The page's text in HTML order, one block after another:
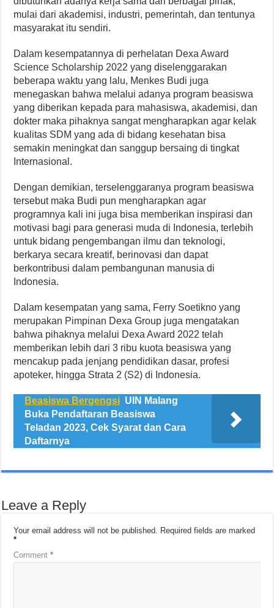
mulai dari akademisi, industri, pemerintah, dan tentunya
masyarakat itu sendiri.
Dalam kesempatannya di perhelatan Dexa Award
Science Scholarship 2022 yang diselenggarakan
beberapa waktu yang lalu, Menkes Budi juga
menegaskan bahwa melalui adanya program beasiswa
yang diberikan kepada para mahasiswa, akademisi, dan
dokter maka pihaknya sangat mengharapkan agar kelak
kualitas SDM yang ada di bidang kesehatan bisa
semakin meningkat dan sanggup bersaing di tingkat
Internasional.
Dengan demikian, terselenggaranya program beasiswa
tersebut maka Budi pun mengharapkan agar
programnya kali ini juga bisa memberikan inspirasi dan
motivasi bagi para generasi muda di Indonesia, terlebih
untuk bidang pengembangan ilmu dan teknologi,
berkarya secara kreatif, berinovasi dan dapat
berkontribusi dalam pembangunan manusia di
Indonesia.
Dalam kesempatan yang sama, Ferry Soetikno yang
merupakan Pimpinan Dexa Group juga mengatakan
bahwa pihaknya melalui Dexa Award 2022 telah
memberikan lebih dari 3 ribu kuota beasiswa yang
mencakup pada jenjang pendidikan dasar, profesi
apoteker, hingga Strata 2 (S2) di Indonesia.
Beasiswa Bergengsi UIN Malang
Buka Pendaftaran Beasiswa
Teladan 2023, Cek Syarat dan Cara
Daftarnya
Leave a Reply
Your email address will not be published. Required fields are marked
*
Comment*